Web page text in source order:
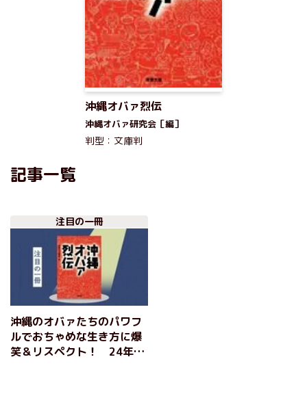
沖縄オバァ烈伝
沖縄オバァ研究会［編］
判型：文庫判
記事一覧
注目の一冊
沖縄のオバァたちのパワフ
ルでおちゃめな生き方に爆
笑＆リスペクト！ 24年ぶ